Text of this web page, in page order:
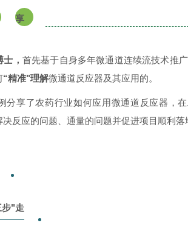
享
， 首先基于自身多年微通道连续流技术推
“精准"理解微通道反应器及其应用的。
分享了农药行业如何应用微通道反应器，
反应的问题、通量的问题并促进项目顺利落
步"走